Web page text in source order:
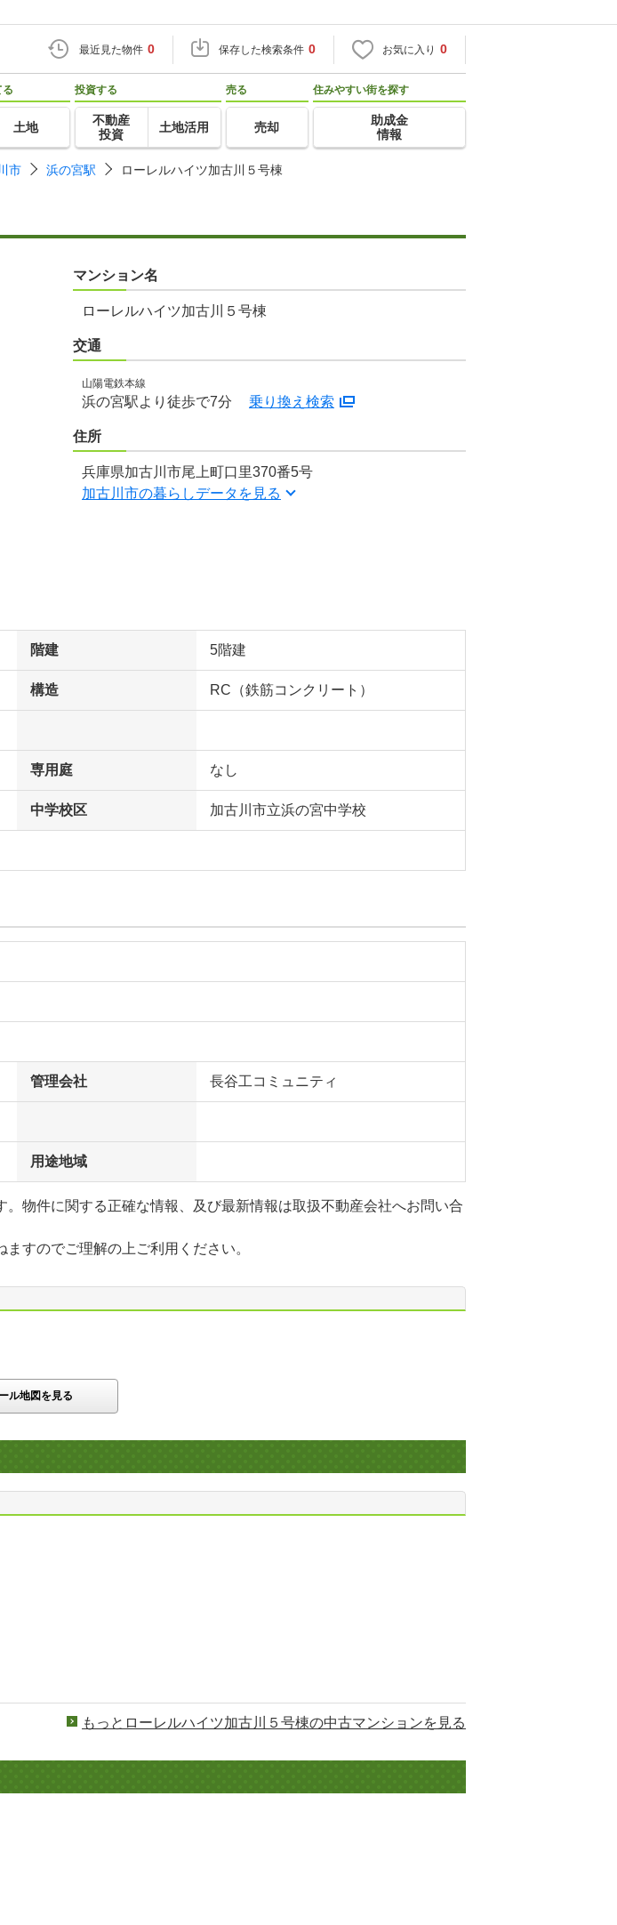
最近見た物件 0 保存した検索条件 0 お気に入り 0
る
土地
投資する
不動産
投資
土地活用
売る
売却
住みやすい街を探す
助成金
情報
市 浜の宮駅 ローレルハイツ加古川５号棟
マンション名
ローレルハイツ加古川５号棟
交通
山陽電鉄本線
浜の宮駅より徒歩で7分 乗り換え検索
住所
兵庫県加古川市尾上町口里370番5号
加古川市の暮らしデータを見る
階建 5階建
構造 RC（鉄筋コンクリート）
専用庭 なし
中学校区 加古川市立浜の宮中学校
管理会社 長谷工コミュニティ
用途地域
。物件に関する正確な情報、及び最新情報は取扱不動産会社へお問い合
すのでご理解の上ご利用ください。
ル地図を見る
もっとローレルハイツ加古川５号棟の中古マンションを見る